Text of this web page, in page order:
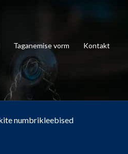
Taganemise vorm Kontakt
numbrikleebised